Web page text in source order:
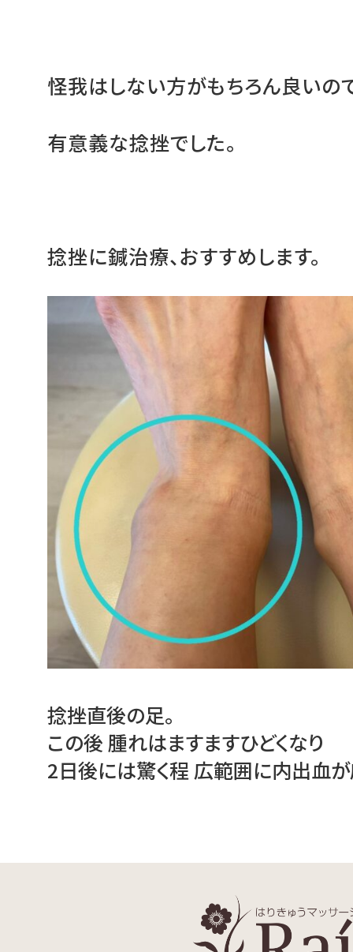
怪我はしない方がもちろん良いの
有意義な捻挫でした。
捻挫に鍼治療、おすすめします。
捻挫直後の足。
この後 腫れはますますひどくなり
2日後には驚く程 広範囲に内出血が